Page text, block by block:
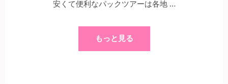
安くて便利なパックツアーは各地 …
もっと見る